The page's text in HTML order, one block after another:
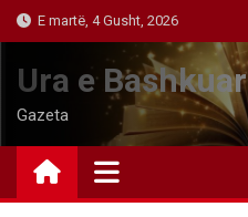
Skip
to
content
E martë, 4 Gusht, 2026
Ura e Bashkuar
Gazeta